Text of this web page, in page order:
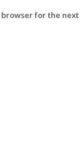
for the